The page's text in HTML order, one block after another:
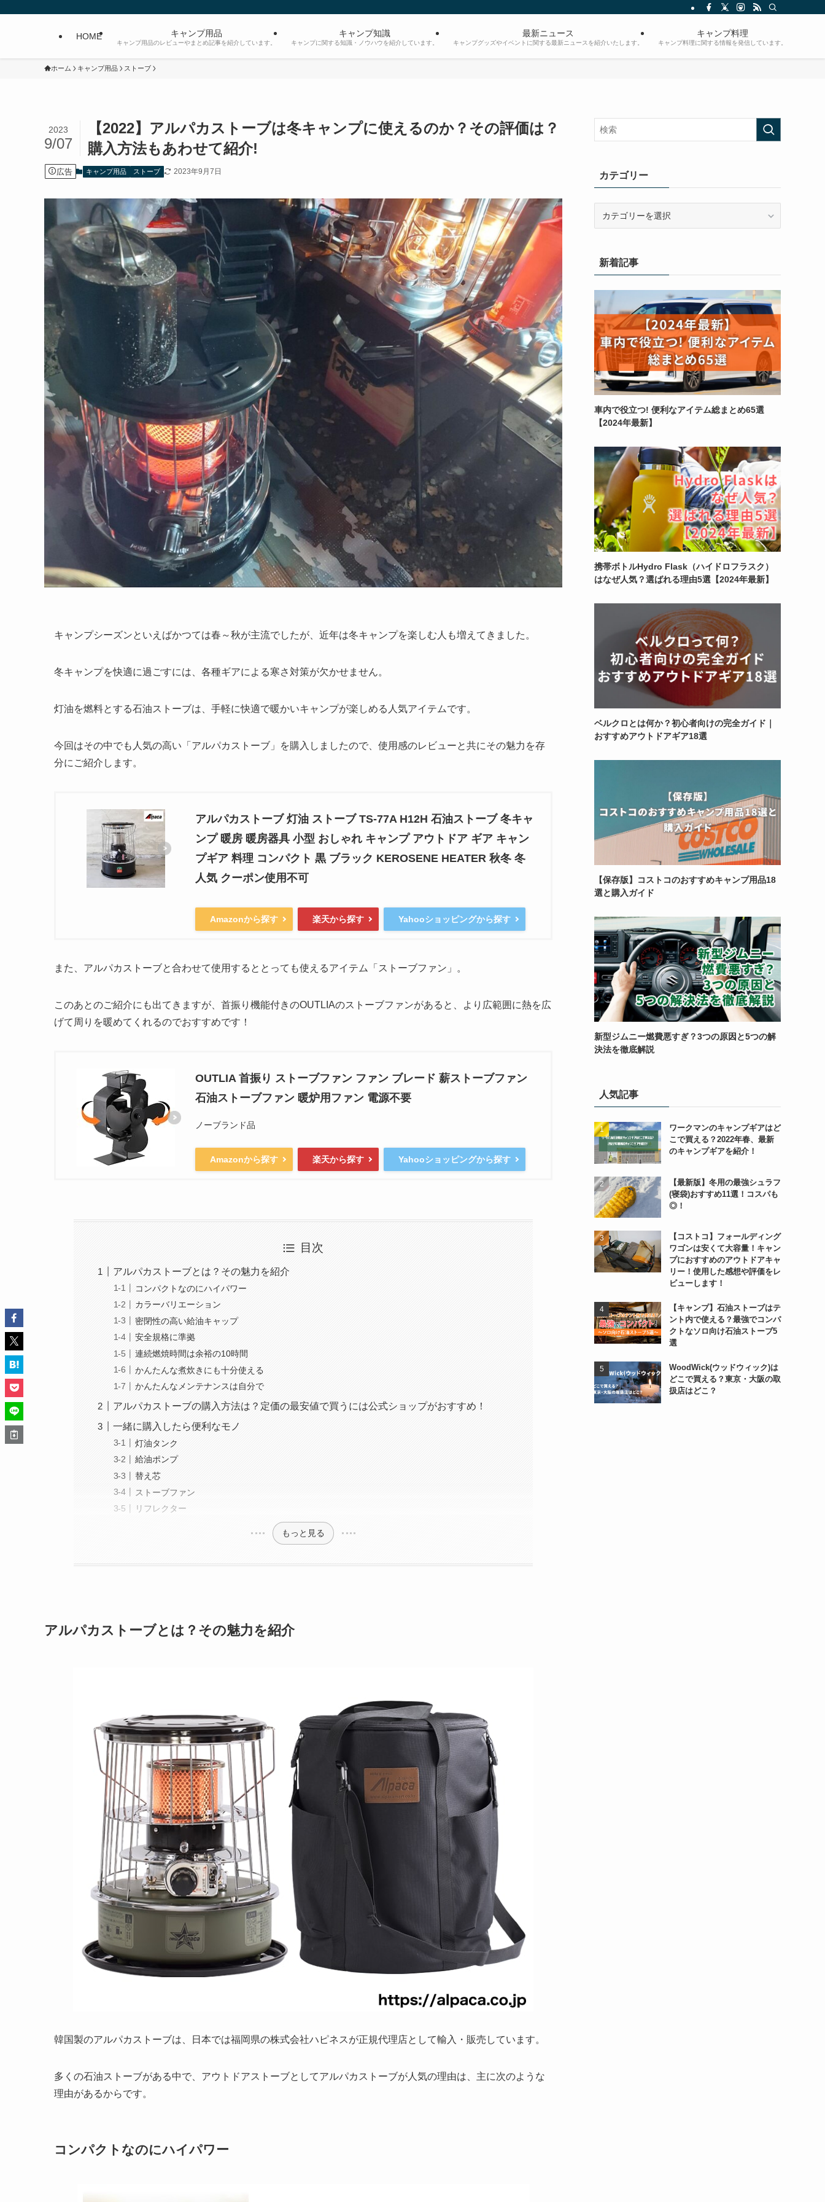
HOME キャンプ用品
キャンプ用品のレビューやまとめ記事を紹介しています。
キャンプ知識
キャンプに関する知識・ノウハウを紹介しています。
最新ニュース
キャンプグッズやイベントに関する最新ニュースを紹介いたします。
キャンプ料理
キャンプ料理に関する情報を発信しています。
ホーム キャンプ用品 ストーブ
【2022】アルパカストーブは冬キャンプに使えるのか？その評価は？
購入方法もあわせて紹介!
2023
9/07
広告 キャンプ用品 ストーブ 2023年9月7日
キャンプシーズンといえばかつては春～秋が主流でしたが、近年は冬キャンプを楽しむ人も増えてきました。
冬キャンプを快適に過ごすには、各種ギアによる寒さ対策が欠かせません。
灯油を燃料とする石油ストーブは、手軽に快適で暖かいキャンプが楽しめる人気アイテムです。
今回はその中でも人気の高い「アルパカストーブ」を購入しましたので、使用感のレビューと共にその魅力を存
分にご紹介します。
アルパカストーブ 灯油 ストーブ TS-77A H12H 石油ストーブ 冬キャ
ンプ 暖房 暖房器具 小型 おしゃれ キャンプ アウトドア ギア キャン
プギア 料理 コンパクト 黒 ブラック KEROSENE HEATER 秋冬 冬
人気 クーポン使用不可
Amazonから探す 楽天から探す Yahooショッピングから探す
また、アルパカストーブと合わせて使用するととっても使えるアイテム「ストーブファン」。
このあとのご紹介にも出てきますが、首振り機能付きのOUTLIAのストーブファンがあると、より広範囲に熱を広
げて周りを暖めてくれるのでおすすめです！
OUTLIA 首振り ストーブファン ファン ブレード 薪ストーブファン
石油ストーブファン 暖炉用ファン 電源不要
ノーブランド品
Amazonから探す 楽天から探す Yahooショッピングから探す
目次
アルパカストーブとは？その魅力を紹介
コンパクトなのにハイパワー
カラーバリエーション
密閉性の高い給油キャップ
安全規格に準拠
連続燃焼時間は余裕の10時間
かんたんな煮炊きにも十分使える
かんたんなメンテナンスは自分で
アルパカストーブの購入方法は？定価の最安値で買うには公式ショップがおすすめ！
一緒に購入したら便利なモノ
灯油タンク
給油ポンプ
替え芯
ストーブファン
リフレクター
もっと見る
アルパカストーブとは？その魅力を紹介
韓国製のアルパカストーブは、日本では福岡県の株式会社ハピネスが正規代理店として輸入・販売しています。
多くの石油ストーブがある中で、アウトドアストーブとしてアルパカストーブが人気の理由は、主に次のような
理由があるからです。
コンパクトなのにハイパワー
カテゴリー
ー新着記事
車内で役立つ! 便利なアイテム総まとめ65選
【2024年最新】
携帯ボトルHydro Flask（ハイドロフラスク）
はなぜ人気？選ばれる理由5選【2024年最新】
ベルクロとは何か？初心者向けの完全ガイド｜
おすすめアウトドアギア18選
【保存版】コストコのおすすめキャンプ用品18
選と購入ガイド
新型ジムニー燃費悪すぎ？3つの原因と5つの解
決法を徹底解説
人気記事
ワークマンのキャンプギアはど
こで買える？2022年春、最新
のキャンプギアを紹介！
【最新版】冬用の最強シュラフ
(寝袋)おすすめ11選！コスパも
◎！
【コストコ】フォールディング
ワゴンは安くて大容量！キャン
プにおすすめのアウトドアキャ
リー！使用した感想や評価をレ
ビューします！
【キャンプ】石油ストーブはテ
ント内で使える？最強でコンパ
クトなソロ向け石油ストーブ5
選
WoodWick(ウッドウィック)は
どこで買える？東京・大阪の取
扱店はどこ？